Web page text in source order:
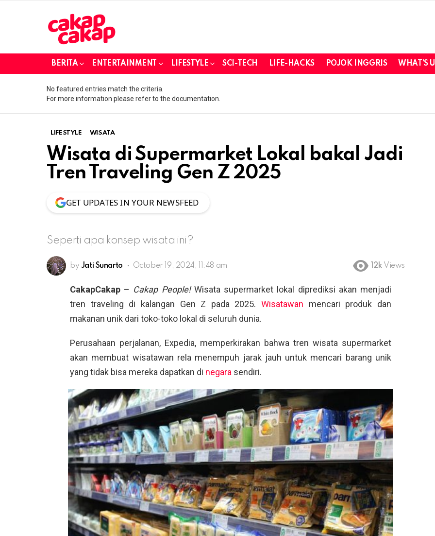
BERITA ENTERTAINMENT LIFESTYLE SCI-TECH LIFE-HACKS POJOK INGGRIS WHAT’S
No featured entries match the criteria.
For more information please refer to the documentation.
LIFESTYLE WISATA
Wisata di Supermarket Lokal bakal Jadi
Tren Traveling Gen Z 2025
GET UPDATES IN YOUR NEWSFEED
Seperti apa konsep wisata ini?
by Jati Sunarto October 19, 2024, 11:48 am 12k Views
CakapCakap – Cakap People!Wisata supermarket lokal diprediksi akan menjadi
tren traveling di kalangan Gen Z pada 2025.Wisatawan mencari produk dan
makanan unik dari toko-toko lokal di seluruh dunia.
Perusahaan perjalanan, Expedia, memperkirakan bahwa tren wisata supermarket
akan membuat wisatawan rela menempuh jarak jauh untuk mencari barang unik
yang tidak bisa mereka dapatkan di negara sendiri.